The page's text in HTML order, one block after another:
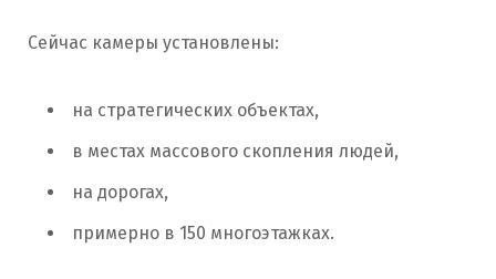
Сейчас камеры установлены:
на стратегических объектах,
в местах массового скопления людей,
на дорогах,
примерно в 150 многоэтажках.